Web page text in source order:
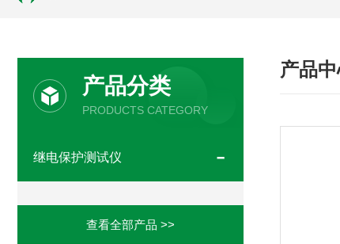
产品分类
PRODUCTS CATEGORY
继电保护测试仪
查看全部产品 >>
产品